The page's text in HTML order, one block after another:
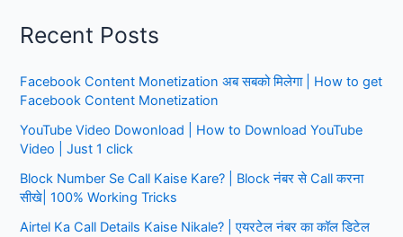
Recent Posts
Facebook Content Monetization अब सबको मिलेगा | How to get
Facebook Content Monetization
YouTube Video Dowonload | How to Download YouTube
Video | Just 1 click
Block Number Se Call Kaise Kare? | Block नंबर से Call करना
सीखे| 100% Working Tricks
Airtel Ka Call Details Kaise Nikale? | एयरटेल नंबर का कॉल डिटेल